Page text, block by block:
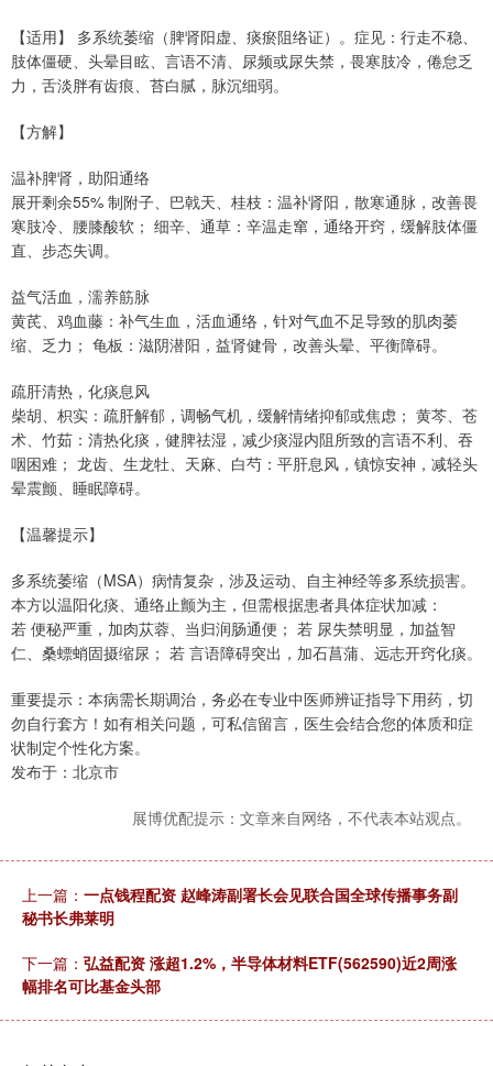
【适用】 多系统萎缩（脾肾阳虚、痰瘀阻络证）。症见：行走不稳、
肢体僵硬、头晕目眩、言语不清、尿频或尿失禁，畏寒肢冷，倦怠乏
力，舌淡胖有齿痕、苔白腻，脉沉细弱。
【方解】
温补脾肾，助阳通络
展开剩余55% 制附子、巴戟天、桂枝：温补肾阳，散寒通脉，改善畏
寒肢冷、腰膝酸软； 细辛、通草：辛温走窜，通络开窍，缓解肢体僵
直、步态失调。
益气活血，濡养筋脉
黄芪、鸡血藤：补气生血，活血通络，针对气血不足导致的肌肉萎
缩、乏力； 龟板：滋阴潜阳，益肾健骨，改善头晕、平衡障碍。
疏肝清热，化痰息风
柴胡、枳实：疏肝解郁，调畅气机，缓解情绪抑郁或焦虑； 黄芩、苍
术、竹茹：清热化痰，健脾祛湿，减少痰湿内阻所致的言语不利、吞
咽困难； 龙齿、生龙牡、天麻、白芍：平肝息风，镇惊安神，减轻头
晕震颤、睡眠障碍。
【温馨提示】
多系统萎缩（MSA）病情复杂，涉及运动、自主神经等多系统损害。
本方以温阳化痰、通络止颤为主，但需根据患者具体症状加减：
若 便秘严重，加肉苁蓉、当归润肠通便； 若 尿失禁明显，加益智
仁、桑螵蛸固摄缩尿； 若 言语障碍突出，加石菖蒲、远志开窍化痰。
重要提示：本病需长期调治，务必在专业中医师辨证指导下用药，切
勿自行套方！如有相关问题，可私信留言，医生会结合您的体质和症
状制定个性化方案。
发布于：北京市
展博优配提示：文章来自网络，不代表本站观点。
上一篇： 一点钱程配资 赵峰涛副署长会见联合国全球传播事务副
秘书长弗莱明
下一篇： 弘益配资 涨超1.2%，半导体材料ETF(562590)近2周涨
幅排名可比基金头部